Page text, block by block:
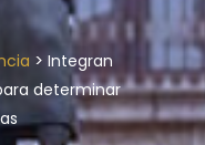
> Integran
determinar